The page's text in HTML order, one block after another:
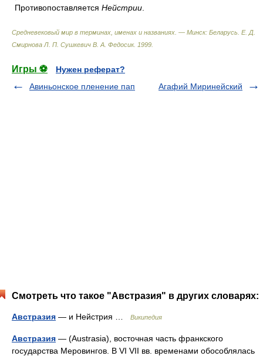
Противопоставляется Нейстрии
Средневековый мир в терминах, именах и названиях. — Минск: Беларусь Е. Д.
Смирнова Л. П. Сушкевич В. А. Федосик. 1999
Игры ⚽
Нужен реферат?
Авиньонское пленение пап
Агафий Миринейский
Смотреть что такое "Австразия" в других словарях:
Австразия — и Нейстрия … Википедия
Австразия — (Austrasia), восточная часть франкского
государства Меровингов. В VI VII вв. временами обособлялась